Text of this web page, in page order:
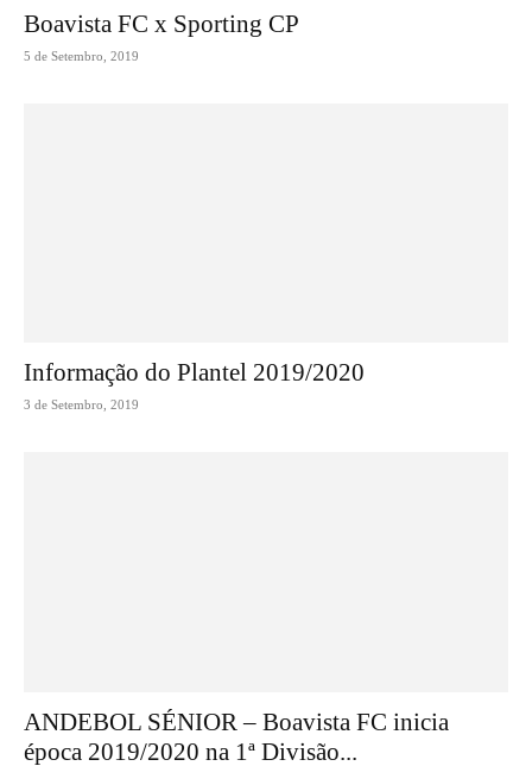
Boavista FC x Sporting CP
5 de Setembro, 2019
Informação do Plantel 2019/2020
3 de Setembro, 2019
ANDEBOL SÉNIOR – Boavista FC inicia
época 2019/2020 na 1ª Divisão...